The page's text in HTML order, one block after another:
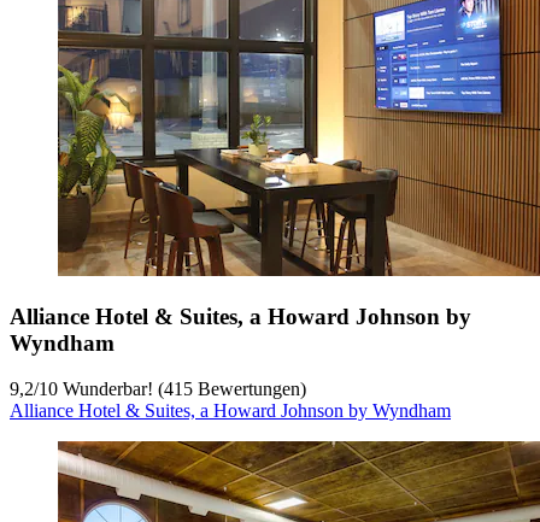
Alliance Hotel & Suites, a Howard Johnson by
Wyndham
9,2/10 Wunderbar! (415 Bewertungen)
Alliance Hotel & Suites, a Howard Johnson by Wyndham